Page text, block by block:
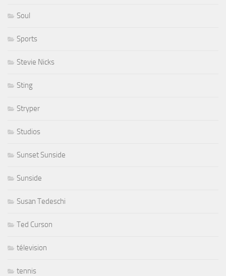
Soul
Sports
Stevie Nicks
Sting
Stryper
Studios
Sunset Sunside
Sunside
Susan Tedeschi
Ted Curson
télevision
tennis